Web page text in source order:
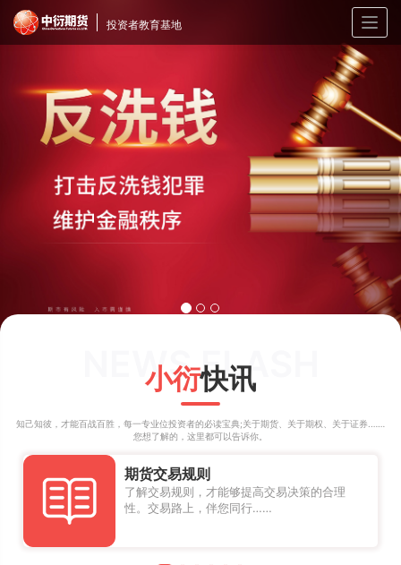
投资者教育基地
NEWS FLASH
小衍快讯
知己知彼，才能百战百胜，每一专业位投资者的必读宝典;关于期货、关于期权、关于证券.……
您想了解的，这里都可以告诉你。
期货交易规则
了解交易规则，才能够提高交易决策的合理
性。交易路上，伴您同行……